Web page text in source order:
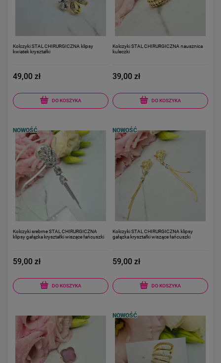
Kolczyki STAL CHIRURGICZNA klipsy
kwiatek kryształki
49,00 zł
DO KOSZYKA
Kolczyki STAL CHIRURGICZNA nausznica
kuleczki
39,00 zł
DO KOSZYKA
Kolczyki srebrne STAL CHIRURGICZNA
klipsy gałązka kryształki wiszące łańcuszki
59,00 zł
DO KOSZYKA
NOWOŚĆ
Kolczyki STAL CHIRURGICZNA klipsy
gałązka kryształki wiszące łańcuszki
59,00 zł
DO KOSZYKA
NOWOŚĆ
NOWOŚĆ